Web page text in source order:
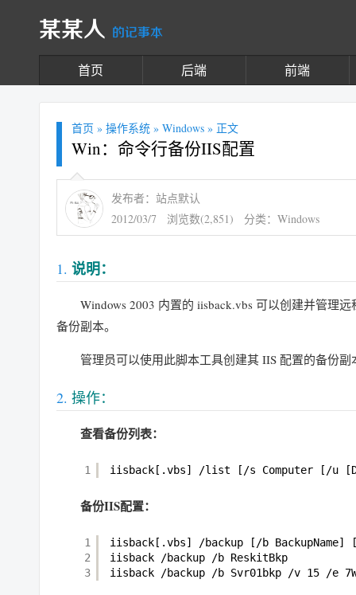
某某人 的记事本
首页 后端 前端
首页 » 操作系统 » Windows » 正文
Win：命令行备份IIS配置
发布者：站点默认
2012/03/7
浏览数(2,851) 分类： Windows
说明：
Windows 2003 内置的 iisback.vbs 可以创建并管理
备份副本。
管理员可以使用此脚本工具创建其 IIS 配置的备份
操作：
查看备份列表：
1 iisback[.vbs] /list [ /s Computer [ /u
备份IIS配置：
1
2
3
iisback[.vbs] /backup [ /b BackupName]
iisback
/backup /b ReskitBkp
iisback
/backup /b Svr01bkp /v 15 /e